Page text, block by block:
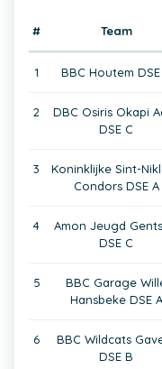
# Team
1 BBC Houtem DSE
2
DBC Osiris Okapi
DSE C
3
Koninklijke Sint-
Condors DSE A
4
Amon Jeugd
DSE C
5
BBC Garage
Hansbeke DSE A
6
BBC Wildcats
DSE B